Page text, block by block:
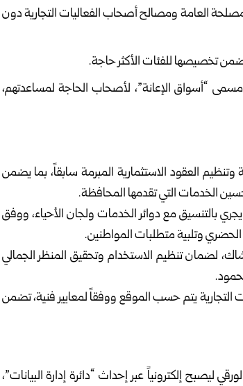
العامة ومصالح أصحاب الفعاليات التجارية دون
“أسواق الإعانة”، لأصحاب الحاجة لمساعدتهم،
العقود الاستثمارية المبرمة سابقاً، بما يضمن
الخدمات التي تقدمها المحافظة.
بالتنسيق مع دوائر الخدمات ولجان الأحياء، ووفق
وتلبية متطلبات المواطنين.
لضمان تنظيم الاستخدام وتحقيق المنظر الجمالي
يتم حسب الموقع ووفقاً لمعايير فنية، تضمن
ليصبح إلكترونياً عبر إحداث “دائرة إدارة البيانات”،